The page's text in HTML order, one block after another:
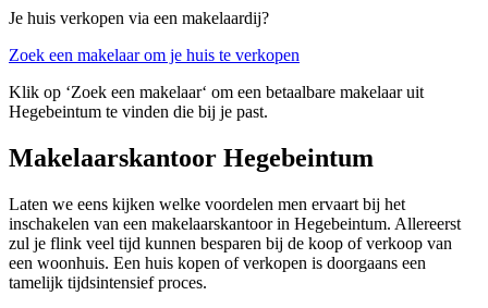
Je huis verkopen via een makelaardij?
Zoek een makelaar om je huis te verkopen
Klik op ‘Zoek een makelaar‘ om een betaalbare makelaar uit
Hegebeintum te vinden die bij je past.
Makelaarskantoor Hegebeintum
Laten we eens kijken welke voordelen men ervaart bij het
inschakelen van een makelaarskantoor in Hegebeintum. Allereerst
zul je flink veel tijd kunnen besparen bij de koop of verkoop van
een woonhuis. Een huis kopen of verkopen is doorgaans een
tamelijk tijdsintensief proces.